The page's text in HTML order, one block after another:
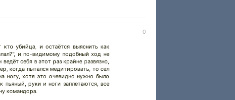
0
убийца, и остаётся выяснить как
и по-видимому подобный ход не
себя в этот раз крайне развязно,
когда пытался медитировать, то сел
ногу, хотя это очевидно нужно было
пьяный, руки и ноги заплетаются, все
командора.